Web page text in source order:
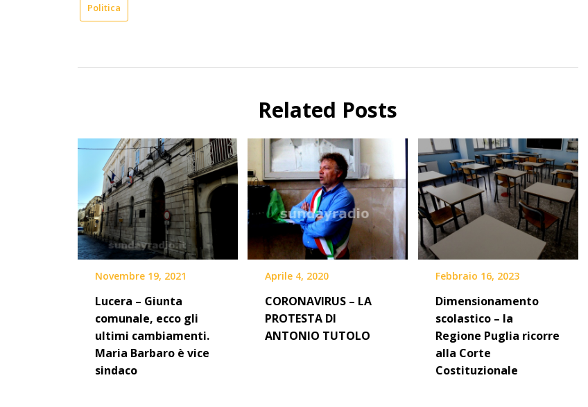
Politica
Related Posts
Novembre 19, 2021
Lucera – Giunta
comunale, ecco gli
ultimi cambiamenti.
Maria Barbaro è vice
sindaco
Aprile 4, 2020
CORONAVIRUS – LA
PROTESTA DI
ANTONIO TUTOLO
Febbraio 16, 2023
Dimensionamento
scolastico – la
Regione Puglia ricorre
alla Corte
Costituzionale